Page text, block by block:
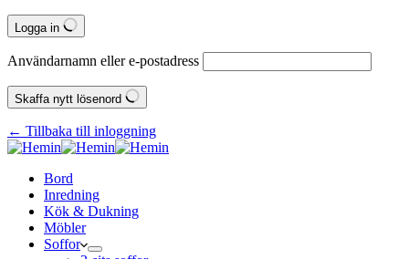
Logga in
Användarnamn eller e‑postadress
Skaffa nytt lösenord
← Tillbaka till inloggning
Bord
Inredning
Kök & Dukning
Möbler
Soffor